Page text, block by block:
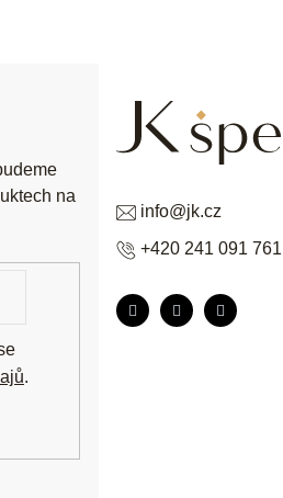
info@jk.cz
+420 241 091 761
na
Přihlášením souhlasím se
.